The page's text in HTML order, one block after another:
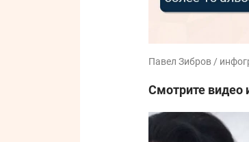
Павел Зибров /
Смотрите видео